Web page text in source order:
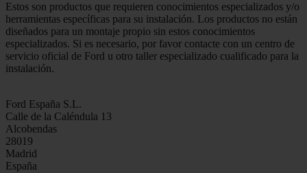
Estos son productos que requieren conocimientos especializados y/o
herramientas específicas para su instalación. Los productos no están
diseñados para un montaje propio sin estos conocimientos
especializados. Si es necesario, por favor contacte con un centro de
servicio oficial de Ford u otro taller especializado cualificado para la
instalación.
Ford España S.L.
Calle de la Caléndula 13
Alcobendas
28019
Madrid
España